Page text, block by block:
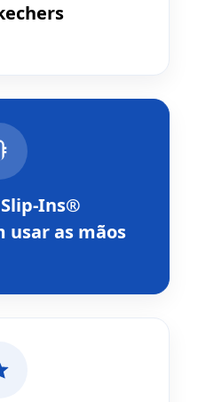
Ins®
usar as mãos